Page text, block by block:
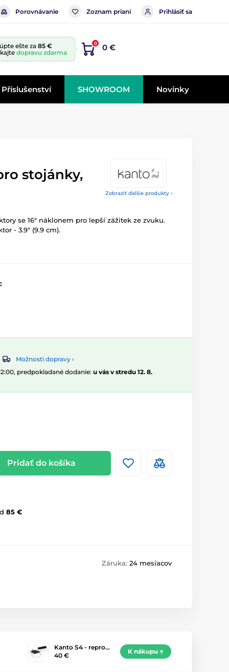
Porovnávanie Zoznam prianí Prihlásiť sa
ešte za 85 €
dopravu zdarma
0 0 €
Příslušenství SHOWROOM Novinky
Zobraziť ďalšie produkty ›
stojánky,
se 16° náklonem pro lepší zážitek ze zvuku.
- 3.9" (9.9 cm).
Možnosti dopravy ›
predpokladané dodanie: u vás v stredu 12. 8.
Pridať do košíka
85 €
Záruka: 24 mesiacov
Kanto S4 - repro…
40 €
K nákupu